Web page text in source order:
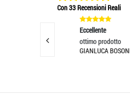
Con 33 Recensioni Reali
Eccellente
ottimo prodotto
GIANLUCA BOSONI